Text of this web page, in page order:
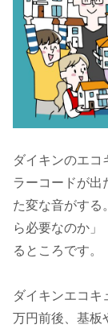
ダイキンのエコ
ラーコードが出
た変な音がする
ら必要なのか」
るところです。
ダイキンエコキ
万円前後、基板